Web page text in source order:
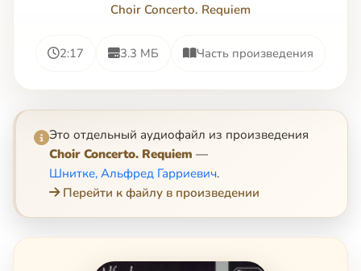
Choir Concerto. Requiem
2:17 3.3 МБ Часть произведения
Это отдельный аудиофайл из произведения
Choir Concerto. Requiem —
Шнитке, Альфред Гарриевич.
Перейти к файлу в произведении